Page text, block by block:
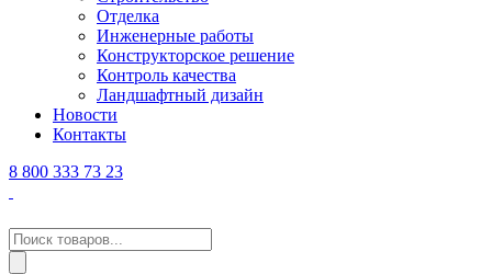
Отделка
Инженерные работы
Конструкторское решение
Контроль качества
Ландшафтный дизайн
Новости
Контакты
8 800 333 73 23
Поиск
товаров